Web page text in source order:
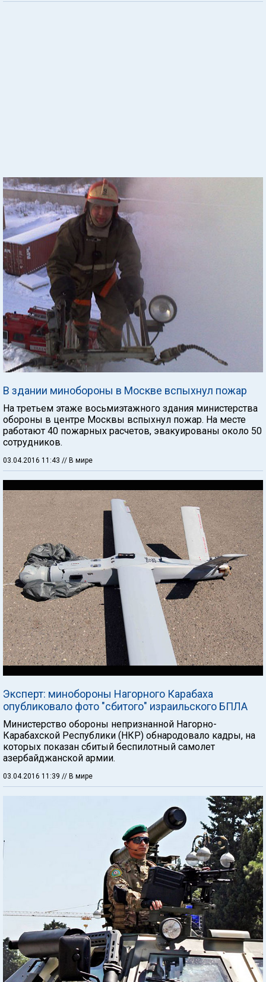
В здании минобороны в Москве вспыхнул пожар
На третьем этаже восьмиэтажного здания министерства
обороны в центре Москвы вспыхнул пожар. На месте
работают 40 пожарных расчетов, эвакуированы около 50
сотрудников.
03.04.2016 11:43 // В мире
Эксперт: минобороны Нагорного Карабаха
опубликовало фото "сбитого" израильского БПЛА
Министерство обороны непризнанной Нагорно-
Карабахской Республики (НКР) обнародовало кадры, на
которых показан сбитый беспилотный самолет
азербайджанской армии.
03.04.2016 11:39 // В мире